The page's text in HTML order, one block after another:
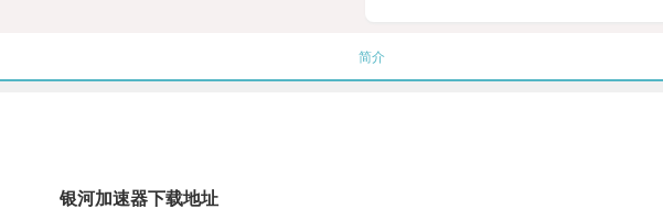
简介
银河加速器下载地址